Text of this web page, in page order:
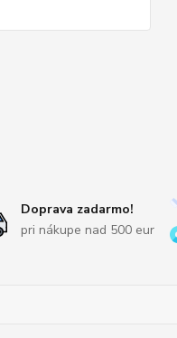
Doprava zadarmo!
pri nákupe nad 500 eur